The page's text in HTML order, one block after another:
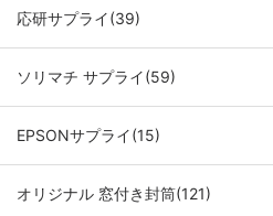
応研サプライ(39)
ソリマチ サプライ(59)
EPSONサプライ(15)
オリジナル 窓付き封筒(121)